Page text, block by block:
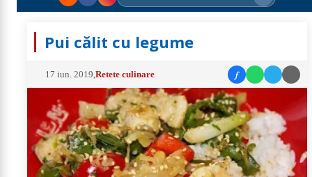
Pui călit cu legume
17 iun. 2019 ,Retete culinare f